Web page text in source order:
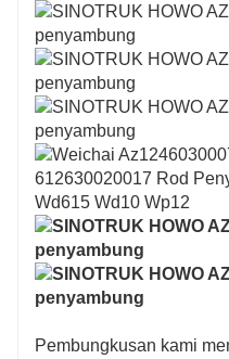
Pembungkusan kami